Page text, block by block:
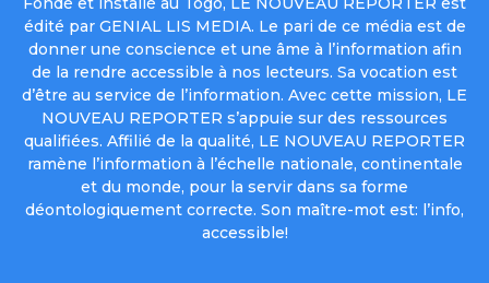
édité par GENIAL LIS MEDIA. Le pari de ce média est de
donner une conscience et une âme à l’information afin
de la rendre accessible à nos lecteurs. Sa vocation est
d’être au service de l’information. Avec cette mission, LE
NOUVEAU REPORTER s’appuie sur des ressources
qualifiées. Affilié de la qualité, LE NOUVEAU REPORTER
ramène l’information à l’échelle nationale, continentale
et du monde, pour la servir dans sa forme
déontologiquement correcte. Son maître-mot est: l’info,
accessible!